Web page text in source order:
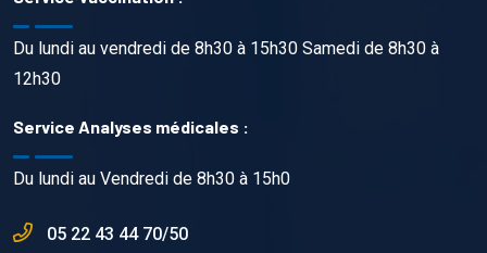
Du lundi au vendredi de 8h30 à 15h30 Samedi de 8h30 à
12h30
Service Analyses médicales :
Du lundi au Vendredi de 8h30 à 15h0
05 22 43 44 70/50